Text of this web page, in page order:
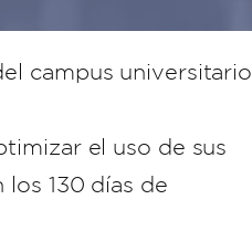
campus universitario
el uso de sus
130 días de